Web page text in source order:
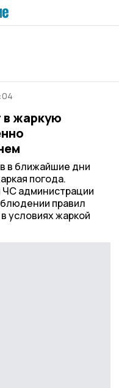
в жаркую
в ближайшие дни
погода.
администрации
правил
условиях жаркой